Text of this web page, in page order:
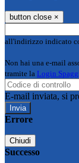
button close ×
all'indirizzo indicato
Non hai una e-mail
tramite la Login
E-mail inviata, si
Errore
Chiudi
Successo